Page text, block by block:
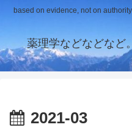
based on evidence, not on
薬理学などなどなど
2021-03